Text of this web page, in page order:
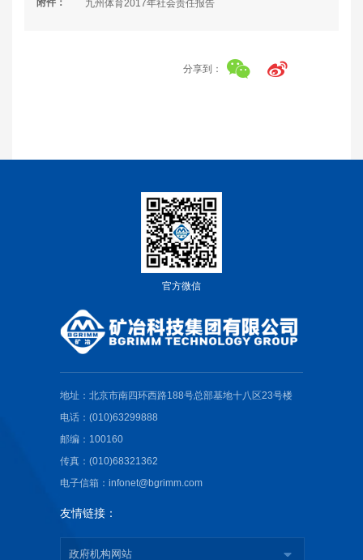
九州体育2017年社会责任报告
分享到：
官方微信
地址：北京市南四环西路188号总部基地十八区23号楼
电话：(010)63299888
邮编：100160
传真：(010)68321362
电子信箱：infonet@bgrimm.com
友情链接：
政府机构网站